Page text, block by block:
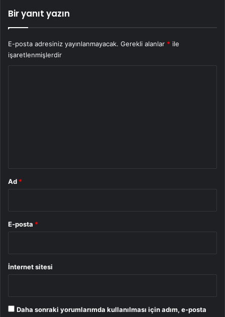
Bir yanıt yazın
E-posta adresiniz yayınlanmayacak. Gerekli alanlar * ile
işaretlenmişlerdir
Ad *
E-posta *
İnternet sitesi
Daha sonraki yorumlarımda kullanılması için adım, e-posta